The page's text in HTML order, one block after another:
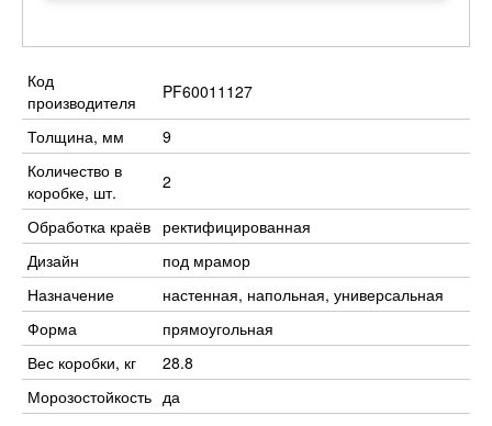
Код
производителя
PF60011127
Толщина, мм
9
Количество в
коробке, шт.
2
Обработка краёв ректифицированная
Дизайн
под мрамор
Назначение
настенная, напольная, универсальная
Форма
прямоугольная
Вес коробки, кг
28.8
Морозостойкость да